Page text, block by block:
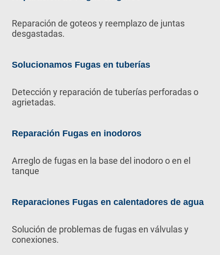
Reparación de goteos y reemplazo de juntas
desgastadas.
Solucionamos Fugas en tuberías
Detección y reparación de tuberías perforadas o
agrietadas.
Reparación Fugas en inodoros
Arreglo de fugas en la base del inodoro o en el
tanque
Reparaciones Fugas en calentadores de agua
Solución de problemas de fugas en válvulas y
conexiones.